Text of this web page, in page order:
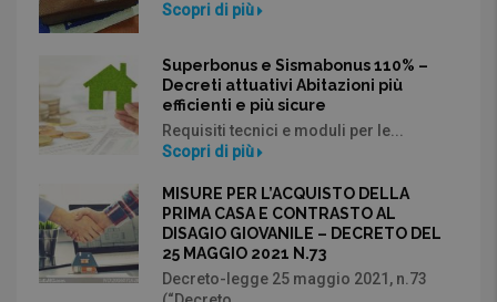
Scopri di più
Superbonus e Sismabonus 110% –
Decreti attuativi Abitazioni più
efficienti e più sicure
Requisiti tecnici e moduli per le...
Scopri di più
MISURE PER L’ACQUISTO DELLA
PRIMA CASA E CONTRASTO AL
DISAGIO GIOVANILE – DECRETO DEL
25 MAGGIO 2021 N.73
Decreto-legge 25 maggio 2021, n.73